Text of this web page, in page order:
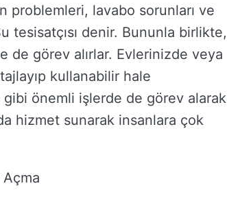
problemleri, lavabo sorunları ve
tesisatçısı denir. Bununla birlikte,
de görev alırlar. Evlerinizde veya
kullanabilir hale
gibi önemli işlerde de görev alarak
hizmet sunarak insanlara çok
Açma